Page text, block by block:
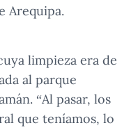
Arequipa.
limpieza era de
al parque
“Al pasar, los
que teníamos, lo